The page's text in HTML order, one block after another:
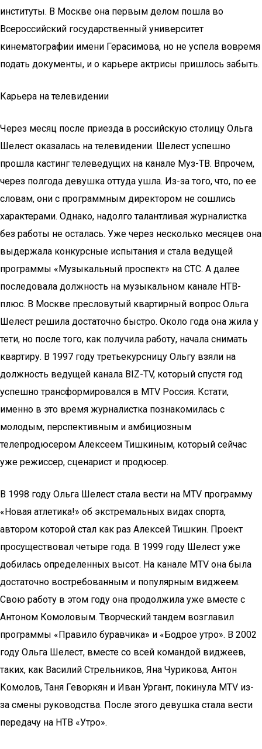
институты. В Москве она первым делом пошла во
Всероссийский государственный университет
кинематографии имени Герасимова, но не успела вовремя
подать документы, и о карьере актрисы пришлось забыть.
Карьера на телевидении
Через месяц после приезда в российскую столицу Ольга
Шелест оказалась на телевидении. Шелест успешно
прошла кастинг телеведущих на канале Муз-ТВ. Впрочем,
через полгода девушка оттуда ушла. Из-за того, что, по ее
словам, они с программным директором не сошлись
характерами. Однако, надолго талантливая журналистка
без работы не осталась. Уже через несколько месяцев она
выдержала конкурсные испытания и стала ведущей
программы «Музыкальный проспект» на СТС. А далее
последовала должность на музыкальном канале НТВ-
плюс. В Москве пресловутый квартирный вопрос Ольга
Шелест решила достаточно быстро. Около года она жила у
тети, но после того, как получила работу, начала снимать
квартиру. В 1997 году третьекурсницу Ольгу взяли на
должность ведущей канала BIZ-TV, который спустя год
успешно трансформировался в MTV Россия. Кстати,
именно в это время журналистка познакомилась с
молодым, перспективным и амбициозным
телепродюсером Алексеем Тишкиным, который сейчас
уже режиссер, сценарист и продюсер.
В 1998 году Ольга Шелест стала вести на MTV программу
«Новая атлетика!» об экстремальных видах спорта,
автором которой стал как раз Алексей Тишкин. Проект
просуществовал четыре года. В 1999 году Шелест уже
добилась определенных высот. На канале MTV она была
достаточно востребованным и популярным виджеем.
Свою работу в этом году она продолжила уже вместе с
Антоном Комоловым. Творческий тандем возглавил
программы «Правило буравчика» и «Бодрое утро». В 2002
году Ольга Шелест, вместе со всей командой виджеев,
таких, как Василий Стрельников, Яна Чурикова, Антон
Комолов, Таня Геворкян и Иван Ургант, покинула MTV из-
за смены руководства. После этого девушка стала вести
передачу на НТВ «Утро».